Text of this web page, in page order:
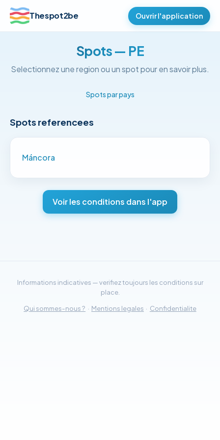
Thespot2be Ouvrir l'application
Spots — PE
Selectionnez une region ou un spot pour en savoir plus.
Spots par pays
Spots referencees
Máncora
Voir les conditions dans l'app
Informations indicatives — verifiez toujours les conditions sur
place.
Qui sommes-nous ? · Mentions legales · Confidentialite